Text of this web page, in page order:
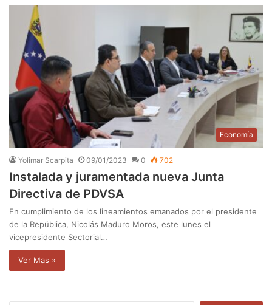
Economía
Yolimar Scarpita 09/01/2023 0 702
Instalada y juramentada nueva Junta
Directiva de PDVSA
En cumplimiento de los lineamientos emanados por el presidente
de la República, Nicolás Maduro Moros, este lunes el
vicepresidente Sectorial…
Ver Mas »